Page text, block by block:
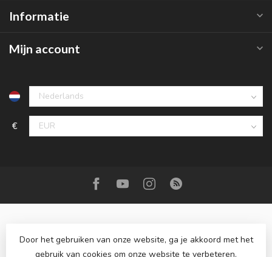
Informatie
Mijn account
€
Door het gebruiken van onze website, ga je akkoord met het
gebruik van cookies om onze website te verbeteren.